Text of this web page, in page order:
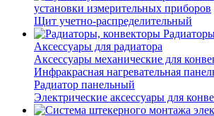
установки измерительных приборов
Щит учетно-распределительный
Аксессуары для радиатора
Аксессуары механические для
Инфракрасная нагревательная
Радиатор панельный
Электрические аксессуары для